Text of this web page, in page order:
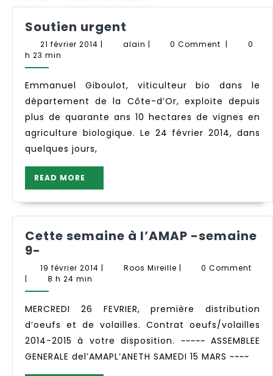
Soutien urgent
urgent
21 février 2014 21| alain alain
| 0 Comment |
0
h 23 min
Emmanuel Giboulot, viticulteur bio dans le
département de la Côte-d’Or, exploite depuis
plus de quarante ans 10 hectares de vignes en
agriculture biologique. Le 24 février 2014, dans
quelques jours,
READ MORE
MORE
Cette semaine à l’AMAP -semaine
9-
semaine
à
l’AMAP
-
semaine
9-
19 février 2014 19| Roos MireilleRoos
|
0 Comment
|
8 h 24 min
MERCREDI 26 FEVRIER, première distribution
d’oeufs et de volailles. Contrat oeufs/volailles
2014-2015 à votre disposition. ~~~~~ ASSEMBLEE
GENERALE del’AMAPL’ANETH SAMEDI 15 MARS ~~~~